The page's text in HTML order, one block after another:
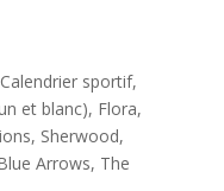
Calendrier sportif,
et blanc), Flora,
, Sherwood,
Arrows, The